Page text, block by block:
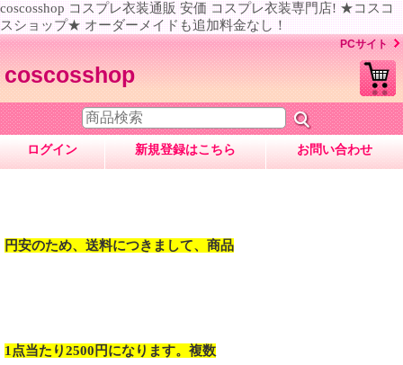
coscosshop コスプレ衣装通販 安価 コスプレ衣装専門店! ★コスコ
スショップ★ オーダーメイドも追加料金なし！
PCサイト
coscosshop
ログイン 新規登録はこちら お問い合わせ
円安のため、送料につきまして、商品
1点当たり2500円になります。複数